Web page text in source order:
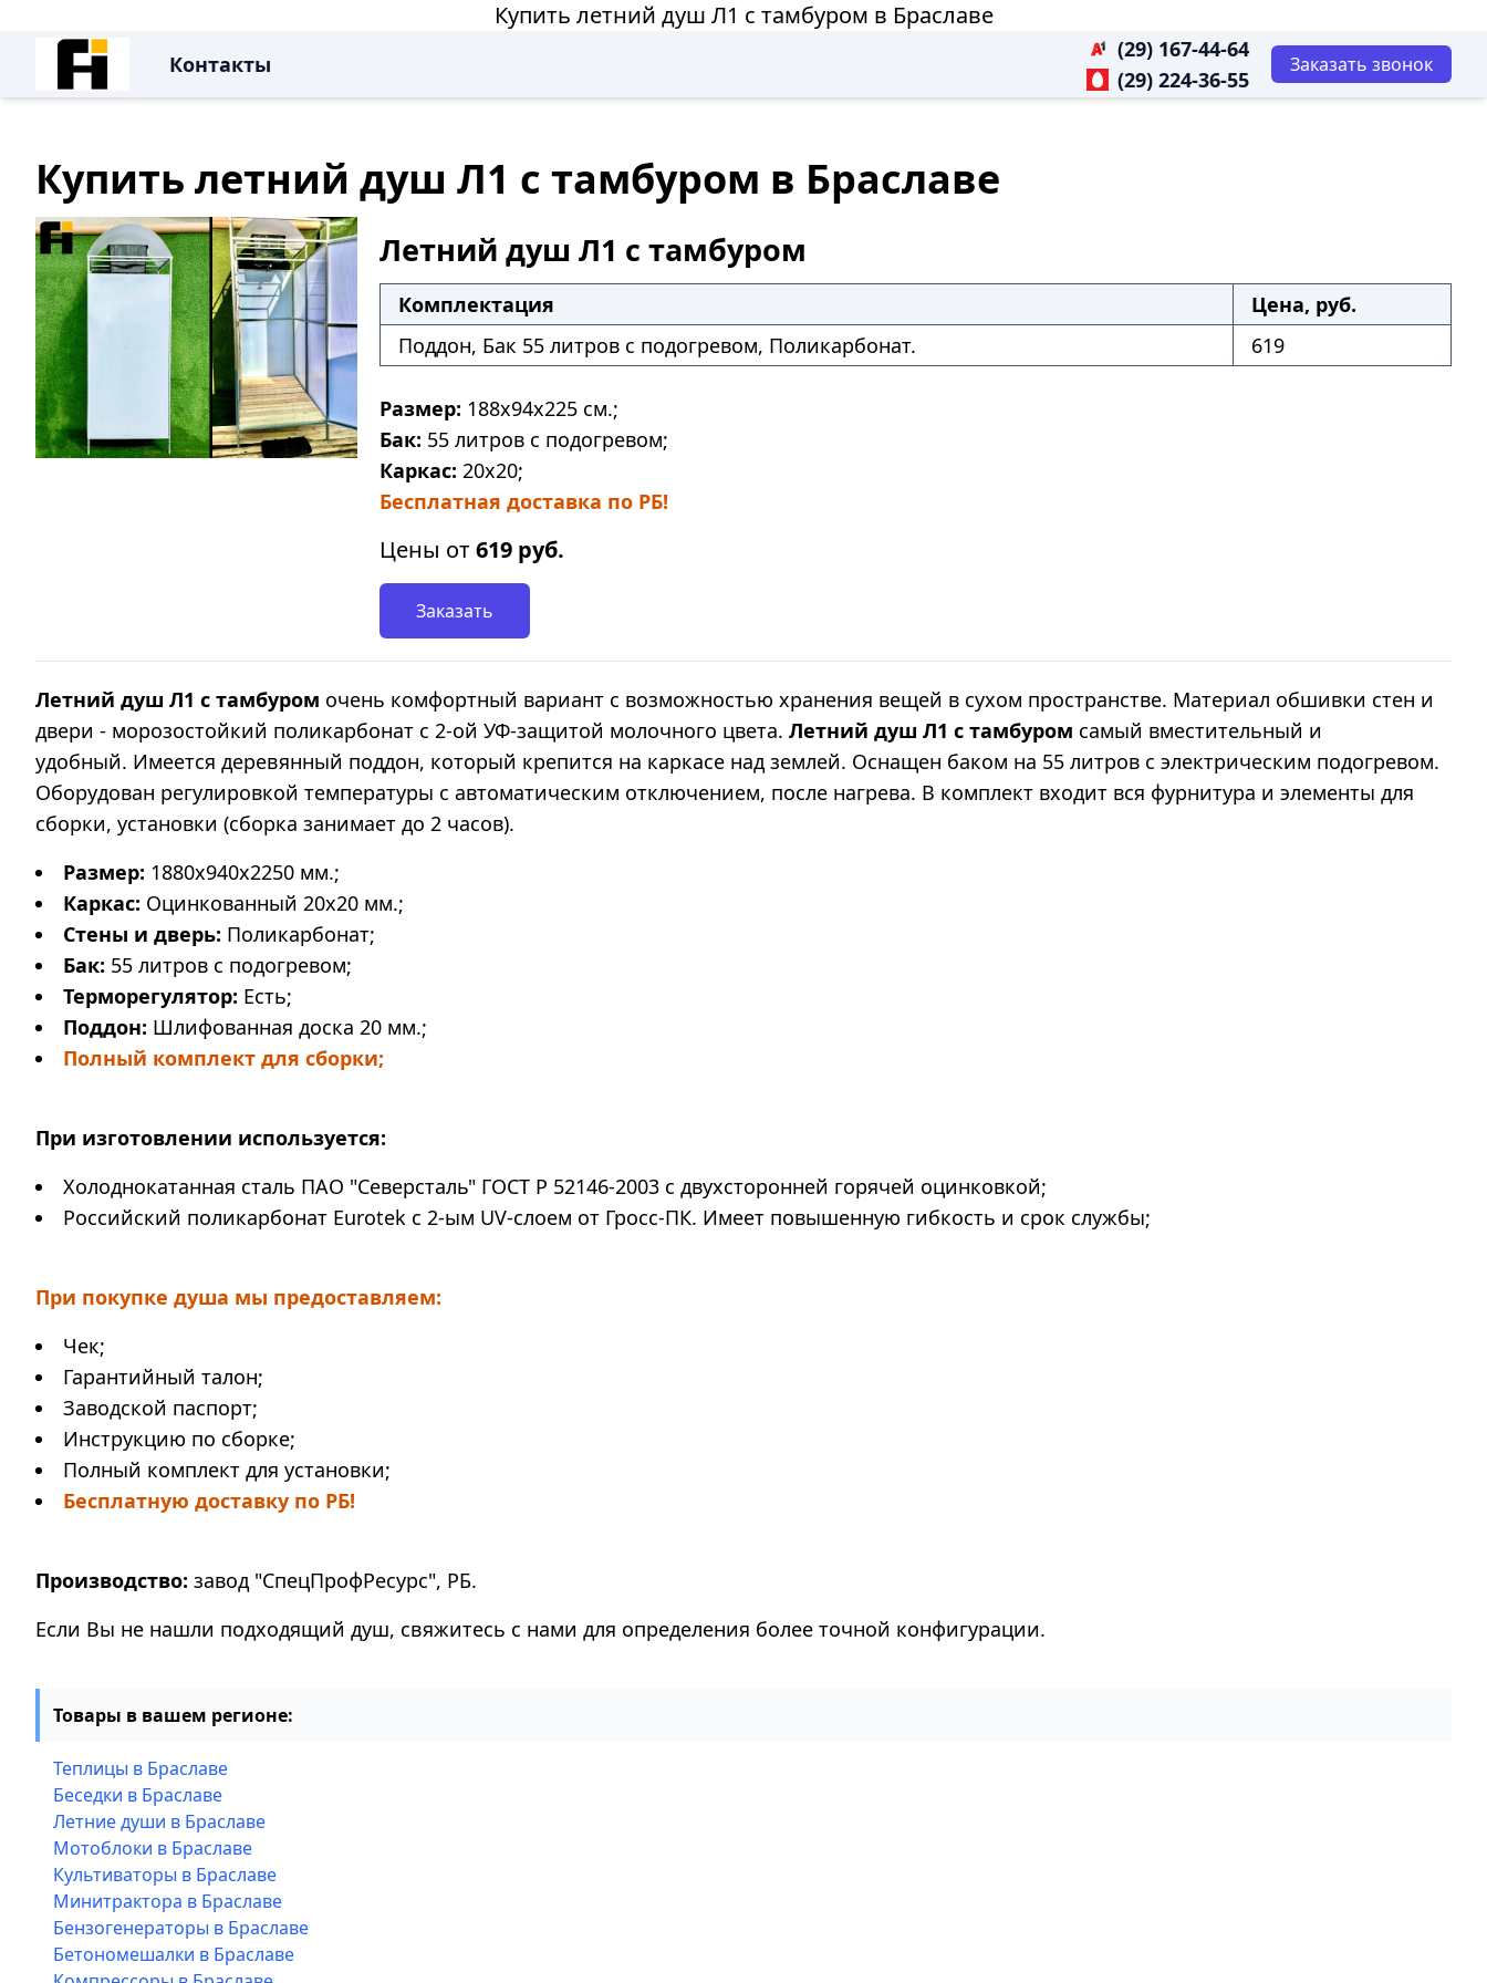
Купить летний душ Л1 с тамбуром в Браславе
Контакты
(29) 167-44-64
(29) 224-36-55
Заказать звонок
Купить летний душ Л1 с тамбуром в Браславе
Летний душ Л1 с тамбуром
Комплектация
Цена, руб.
Поддон, Бак 55 литров с подогревом, Поликарбонат.
619
Размер: 188х94х225 см.;
Бак: 55 литров с подогревом;
Каркас: 20х20;
Бесплатная доставка по РБ!
Цены от619 руб.
Заказать
Летний душ Л1 с тамбуром очень комфортный вариант с возможностью хранения вещей в сухом пространстве. Материал обшивки стен и
двери - морозостойкий поликарбонат с 2-ой УФ-защитой молочного цвета. Летний душ Л1 с тамбуром самый вместительный и
удобный. Имеется деревянный поддон, который крепится на каркасе над землей. Оснащен баком на 55 литров с электрическим подогревом.
Оборудован регулировкой температуры с автоматическим отключением, после нагрева. В комплект входит вся фурнитура и элементы для
сборки, установки (сборка занимает до 2 часов).
Размер: 1880х940х2250 мм.;
Каркас: Оцинкованный 20х20 мм.;
Стены и дверь: Поликарбонат;
Бак: 55 литров с подогревом;
Терморегулятор: Есть;
Поддон: Шлифованная доска 20 мм.;
Полный комплект для сборки;
При изготовлении используется:
Холоднокатанная сталь ПАО "Северсталь" ГОСТ Р 52146-2003 с двухсторонней горячей оцинковкой;
Российский поликарбонат Eurotek с 2-ым UV-слоем от Гросс-ПК. Имеет повышенную гибкость и срок службы;
При покупке душа мы предоставляем:
Чек;
Гарантийный талон;
Заводской паспорт;
Инструкцию по сборке;
Полный комплект для установки;
Бесплатную доставку по РБ!
Производство: завод "СпецПрофРесурс", РБ.
Если Вы не нашли подходящий душ, свяжитесь с нами для определения более точной конфигурации.
Товары в вашем регионе:
Теплицы в Браславе
Беседки в Браславе
Летние души в Браславе
Мотоблоки в Браславе
Культиваторы в Браславе
Минитрактора в Браславе
Бензогенераторы в Браславе
Бетономешалки в Браславе